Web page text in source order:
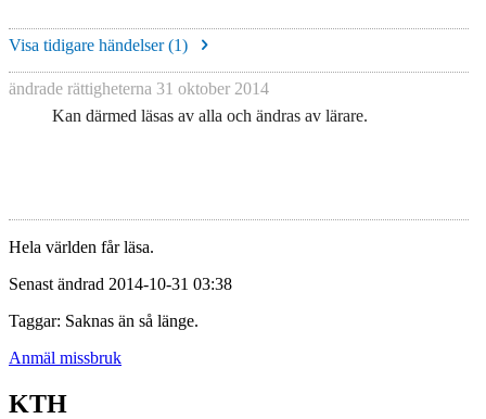
Visa tidigare händelser (1)
ändrade rättigheterna 31 oktober 2014
Kan därmed läsas av alla och ändras av lärare.
Hela världen får läsa.
Senast ändrad 2014-10-31 03:38
Taggar: Saknas än så länge.
Anmäl missbruk
KTH